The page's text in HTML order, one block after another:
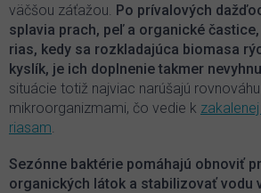
väčšou záťažou. Po prívalových
splavia prach, peľ a organické
rias, kedy sa rozkladajúca biomasa
kyslík, je ich doplnenie takmer
situácie totiž najviac narúšajú
mikroorganizmami, čo vedie k
riasam.
Sezónne baktérie pomáhajú obnoviť
organických látok a stabilizovať vodu